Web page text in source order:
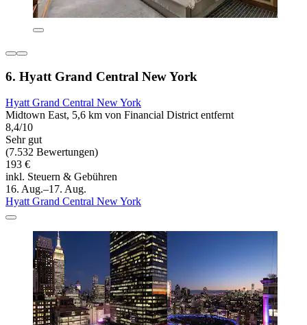
6. Hyatt Grand Central New York
Hyatt Grand Central New York
Midtown East, 5,6 km von Financial District entfernt
8,4/10
Sehr gut
(7.532 Bewertungen)
193 €
inkl. Steuern & Gebühren
16. Aug.–17. Aug.
Hyatt Grand Central New York